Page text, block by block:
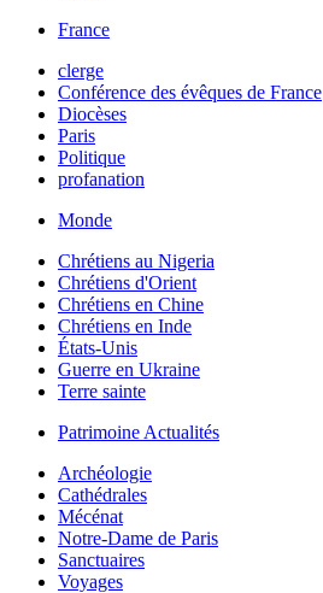
France
clerge
Conférence des évêques de France
Diocèses
Paris
Politique
profanation
Monde
Chrétiens au Nigeria
Chrétiens d'Orient
Chrétiens en Chine
Chrétiens en Inde
États-Unis
Guerre en Ukraine
Terre sainte
Patrimoine Actualités
Archéologie
Cathédrales
Mécénat
Notre-Dame de Paris
Sanctuaires
Voyages